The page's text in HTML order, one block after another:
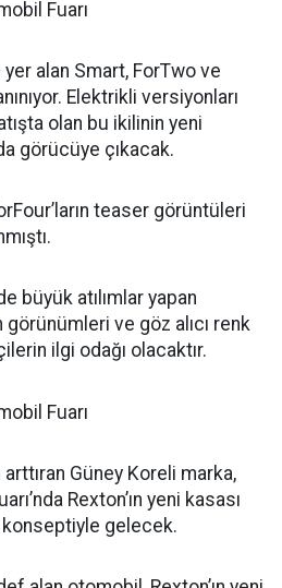
alan Smart, ForTwo ve
Elektrikli versiyonları
olan bu ikilinin yeni
görücüye çıkacak.
teaser görüntüleri
büyük atılımlar yapan
ve göz alıcı renk
ilgi odağı olacaktır.
Güney Koreli marka,
Rexton’ın yeni kasası
konseptiyle gelecek.